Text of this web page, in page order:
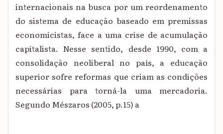
internacionais na busca por um reordenamento
do sistema de educação baseado em premissas
economicistas, face a uma crise de acumulação
capitalista. Nesse sentido, desde 1990, com a
consolidação neoliberal no país, a educação
superior sofre reformas que criam as condições
necessárias para torná-la uma mercadoria.
Segundo Mészaros (2005, p.15) a